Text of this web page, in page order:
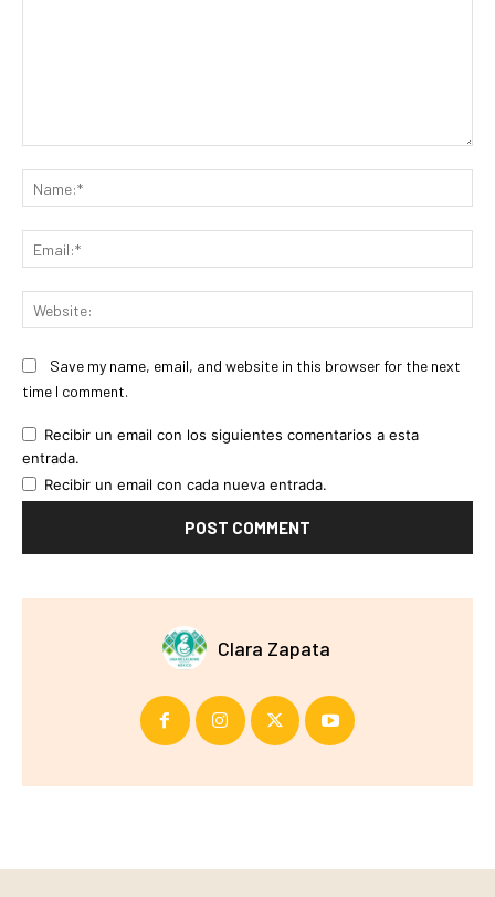
Save my name, email, and website in this browser for the next
time I comment.
Recibir un email con los siguientes comentarios a esta
entrada.
Recibir un email con cada nueva entrada.
Clara Zapata